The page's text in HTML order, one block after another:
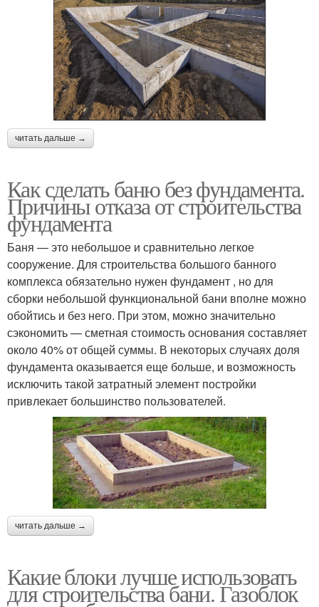
читать дальше →
Как сделать баню без фундамента.
Причины отказа от строительства
фундамента
Баня — это небольшое и сравнительно легкое
сооружение. Для строительства большого банного
комплекса обязательно нужен фундамент , но для
сборки небольшой функциональной бани вполне можно
обойтись и без него. При этом, можно значительно
сэкономить — сметная стоимость основания составляет
около 40% от общей суммы. В некоторых случаях доля
фундамента оказывается еще больше, и возможность
исключить такой затратный элемент постройки
привлекает большинство пользователей.
читать дальше →
Какие блоки лучше использовать
для строительства бани. Газоблок